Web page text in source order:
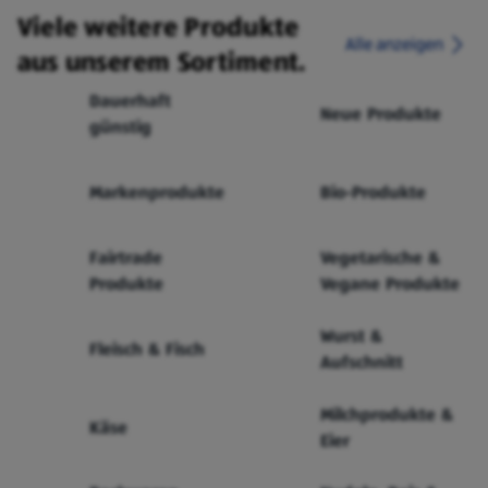
Viele weitere Produkte
aus unserem Sortiment.
Alle anzeigen
Dauerhaft
günstig
Neue Produkte
Markenprodukte Bio-Produkte
Fairtrade
Produkte
Vegetarische &
Vegane Produkte
Fleisch & Fisch
Wurst &
Aufschnitt
Käse
Milchprodukte &
Eier